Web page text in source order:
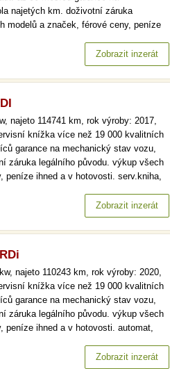
najetých km. doživotní záruka
modelů a značek, férové ceny, peníze
stav vozu, kontrola najetých km.…
Zobrazit inzerát
najeto 114741 km, rok výroby: 2017,
knížka více než 19 000 kvalitních
garance na mechanický stav vozu,
záruka legálního původu. výkup všech
peníze ihned a v hotovosti. serv.kniha,
stav vozu, kontrola najetých…
Zobrazit inzerát
najeto 110243 km, rok výroby: 2020,
knížka více než 19 000 kvalitních
garance na mechanický stav vozu,
záruka legálního původu. výkup všech
peníze ihned a v hotovosti. automat,
stav vozu, kontrola…Zobrazit inzerát